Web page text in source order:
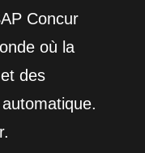
Concur
où la
des